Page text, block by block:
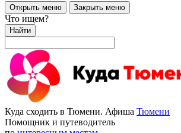
Открыть меню Закрыть меню
Что ищем?
Найти
Куда сходить в Тюмени. Афиша Тюмени
Помощник и путеводитель